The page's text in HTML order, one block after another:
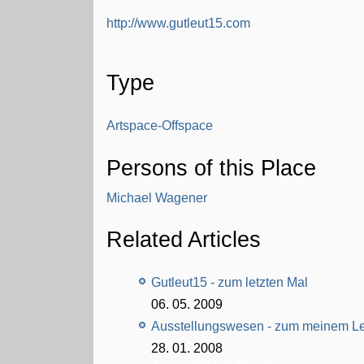
http://www.gutleut15.com
Type
Artspace-Offspace
Persons of this Place
Michael Wagener
Related Articles
Gutleut15 - zum letzten Mal
06. 05. 2009
Ausstellungswesen - zum meinem
28. 01. 2008